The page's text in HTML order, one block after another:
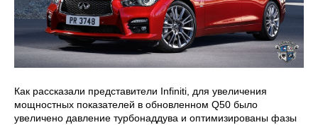
Как рассказали представители Infiniti, для увеличения
мощностных показателей в обновленном Q50 было
увеличено давление турбонаддува и оптимизированы фазы